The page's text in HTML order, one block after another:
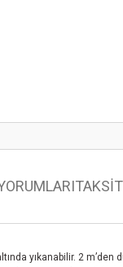
yıkanabilir. 2